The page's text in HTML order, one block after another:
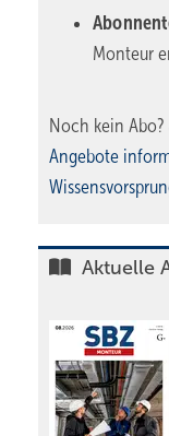
Monteur
Noch kein Abo?
Angebote
Aktuelle